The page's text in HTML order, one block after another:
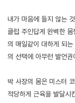
내가 마음에 들지 않는
클럽 주인답게 완벽한
의 매일같이 대하게 되
의 선택에 아무런 발언권
박 사장의 몸은 미스터
적당하게 근육을 발달시